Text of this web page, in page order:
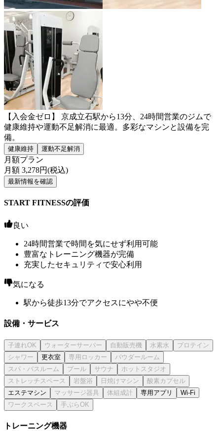
【入会金ゼロ】 京成立石駅から13分、24時間営業のジムで
健康維持や運動不足解消に最適。多彩なマシンと設備を完
備。
健康維持 運動不足解消
月額プラン
月額 3,278円(税込)
最新情報を確認
START FITNESSの評価
良い
24時間営業で時間を気にせず利用可能
豊富なトレーニング機器が完備
充実したセキュリティで安心利用
気になる
駅から徒歩13分でアクセスにやや不便
設備・サービス
更衣室
エステマシン 専用アプリ Wi-Fi
トレーニング機器